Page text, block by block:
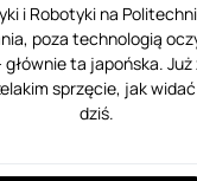
i Robotyki na
poza technologią
ta japońska. Już
sprzęcie, jak
dziś.